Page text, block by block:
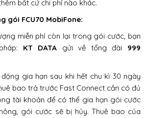
bất cứ chi phí nào khác.
gói FCU70 MobiFone:
miễn phí còn lại trong gói cước, bạn
KT DATA gửi về tổng đài 999
gia hạn sau khi hết chu kì 30 ngày
bao trả trước Fast Connect cần có đủ
tài khoản để có thể gia hạn gói cước
gói cước sẽ bị hủy. Thuê bao của